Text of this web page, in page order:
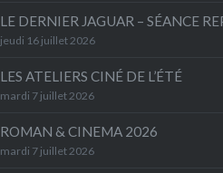
LE DERNIER JAGUAR – SÉANCE
jeudi 16 juillet 2026
LES ATELIERS CINÉ DE L’ÉTÉ
mardi 7 juillet 2026
ROMAN & CINEMA 2026
mardi 7 juillet 2026